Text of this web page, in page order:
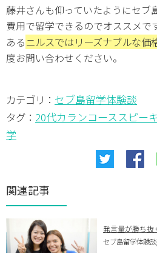
藤井さんも仰っていたようにセブ
費用で留学できるのでオススメで
あるニルスではリーズナブルな価
度お問い合わせください。
カテゴリ： セブ島留学体験談
タグ： 20代カランコーススピー
学
関連記事
発言量が勝ち
セブ島留学体験談